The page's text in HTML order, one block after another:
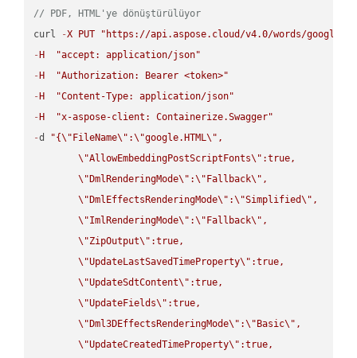
// PDF, HTML'ye dönüştürülüyor
curl
-X PUT
"https://api.aspose.cloud/v4.0/words/
- H
"accept: application/json"
- H
"Authorization: Bearer <token>"
- H
"Content-Type: application/json"
- H
"x-aspose-client: Containerize.Swagger"
-d "{\" FileName\" :\"google.HTML\" ,
\"AllowEmbeddingPostScriptFonts\" :true,
\" DmlRenderingMode\" :\" Fallback\" ,
\" DmlEffectsRenderingMode\" :\"Simplified\" ,
\"ImlRenderingMode\" :\" Fallback\" ,
\"ZipOutput\" :true,
\"UpdateLastSavedTimeProperty\" :true,
\"UpdateSdtContent\" :true,
\"UpdateFields\" :true,
\" Dml3DEffectsRenderingMode\" :\" Basic\" ,
\"UpdateCreatedTimeProperty\" :true,